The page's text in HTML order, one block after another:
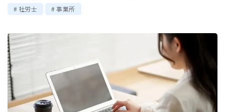
社労士 事業所